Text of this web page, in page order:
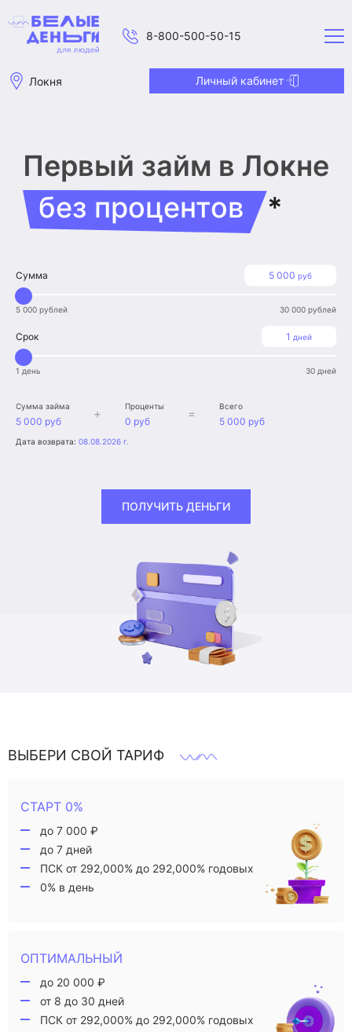
8-800-500-50-15
Локня Личный кабинет
Первый займ в Локне
без процентов
*
5 000 руб
Сумма
5 000 рублей 30 000 рублей
1 дней
Срок
1 день 30 дней
Сумма займа
5 000 руб
+ Проценты
0 руб
= Всего
5 000 руб
Дата возврата: 08.08.2026 г.
ПОЛУЧИТЬ ДЕНЬГИ
ВЫБЕРИ СВОЙ ТАРИФ
СТАРТ 0%
до 7 000 ₽
до 7 дней
ПСК от 292,000% до 292,000% годовых
0% в день
ОПТИМАЛЬНЫЙ
до 20 000 ₽
от 8 до 30 дней
ПСК от 292,000% до 292,000% годовых